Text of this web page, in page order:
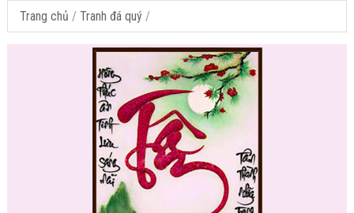
Trang chủ / Tranh đá quý/